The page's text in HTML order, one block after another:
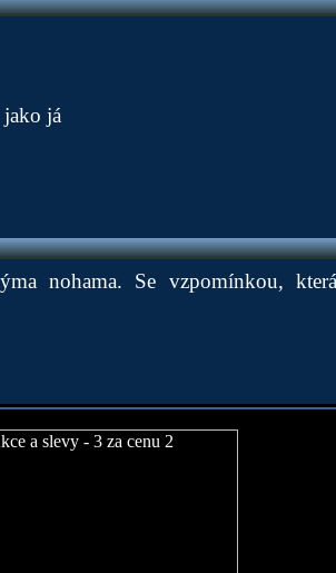
já
nohama. Se vzpomínkou,